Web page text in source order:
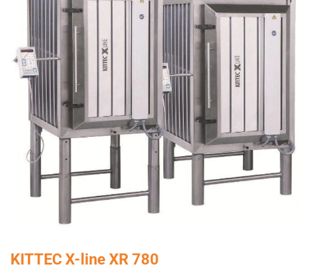
KITTEC X-line XR 780